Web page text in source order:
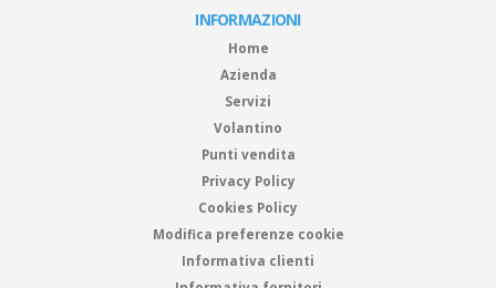
INFORMAZIONI
Home
Azienda
Servizi
Volantino
Punti vendita
Privacy Policy
Cookies Policy
Modifica preferenze cookie
Informativa clienti